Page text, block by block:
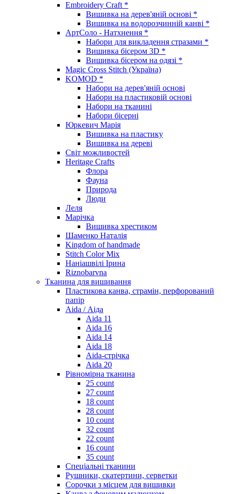
Embroidery Craft *
Вишивка на дерев'яній основі *
Вишивка на водорозчинній канві *
АртСоло - Натхнення *
Набори для викладення стразами *
Вишивка бісером 3D *
Вишивка бісером на одязі *
Magic Cross Stitch (Україна)
KOMOD *
Набори на дерев'яній основі
Набори на пластиковій основі
Набори на тканині
Набори бісерні
Юркевич Марія
Вишивка на пластику
Вишивка на дереві
Світ можливостей
Heritage Crafts
Флора
Фауна
Природа
Люди
Леля
Марічка
Вишивка хрестиком
Шаменко Наталія
Kingdom of handmade
Stitch Color Mix
Наніашвілі Ірина
Riznobarvna
Тканина для вишивання
Пластикова канва, страмін, перфорований
папір
Aida / Аіда
Aida 11
Aida 16
Aida 14
Aida 18
Aida-стрічка
Aida 20
Рівномірна тканина
25 count
27 count
18 count
28 count
10 count
32 count
22 count
16 count
35 count
Спеціальні тканини
Рушники, скатертини, серветки
Сорочки з місцем для вишивки